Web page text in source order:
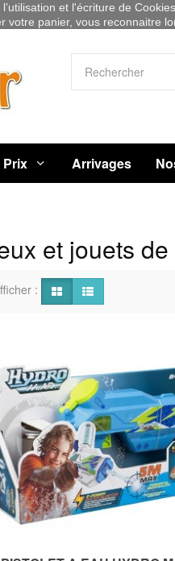
Prix Arrivages
et jouets
:
et l'écriture de
votre panier, vous reconnaitre